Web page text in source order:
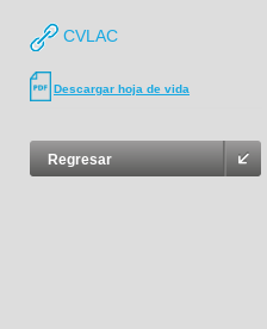
CVLAC
Descargar hoja de vida
Regresar